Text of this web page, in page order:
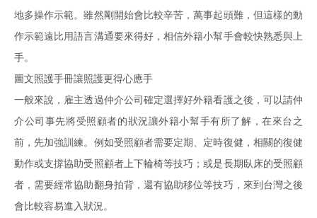
地多操作示範。雖然剛開始會比較辛苦，萬事起頭難，但這樣的動
作示範遠比用語言溝通要來得好，相信外籍小幫手會較快熟悉與上
手。
圖文照護手冊讓照護更得心應手
一般來說，雇主透過仲介公司確定選擇好外籍看護之後，可以請仲
介公司事先將受照顧者的狀況讓外籍小幫手有所了解，在來台之
前，先加強訓練。例如受照顧者需要定期、定時復健，相關的復健
動作或支撐協助受照顧者上下輪椅等技巧；或是長期臥床的受照顧
者，需要經常協助翻身拍背，還有協助移位等技巧，來到台灣之後
會比較容易進入狀況。